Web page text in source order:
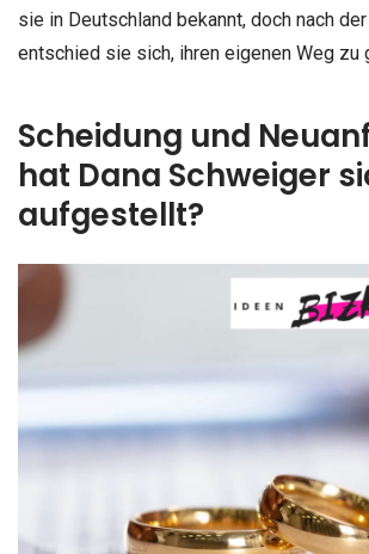
sie in Deutschland bekannt, doch nach der
entschied sie sich, ihren eigenen Weg zu
Scheidung und
hat Dana Schweiger
aufgestellt?